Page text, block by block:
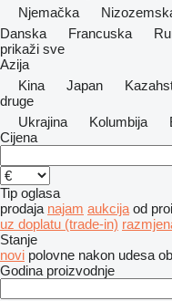
Njemačka
Danska
Francuska
prikaži sve
Azija
Kina
Japan
druge
Ukrajina
Kolumbija
Cijena
Tip oglasa
prodaja najam aukcija od
uz doplatu (trade-in)
Stanje
novi polovne nakon udesa
Godina proizvodnje